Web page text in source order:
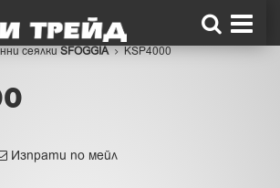
сеялкиSFOGGIA KSP4000
Изпрати по мейл